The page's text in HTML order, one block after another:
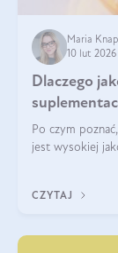
Maria
10 lut 2026
Dlaczego
Po czym
jest wysokiej
CZYTAJ